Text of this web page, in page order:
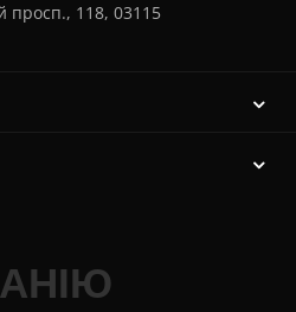
просп., 118, 03115